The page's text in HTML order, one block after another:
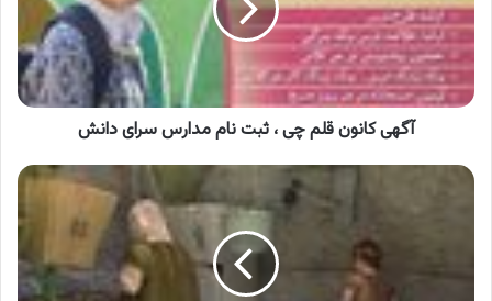
،
ثبت
نام
مدارس
سرای
آگهی کانون قلم چی ، ثبت نام مدارس سرای دانش
آگهی